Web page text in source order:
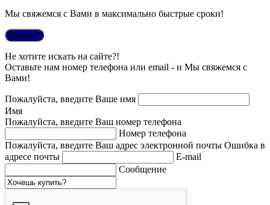
Мы свяжемся с Вами в максимально быстрые сроки!
Купить?
Не хотите искать на сайте?!
Оставьте нам номер телефона или email - и Мы свяжемся с
Вами!
Пожалуйста, введите Ваше имя
Имя
Пожалуйста, введите Ваш номер телефона
Номер телефона
Пожалуйста, введите Ваш адрес электронной почты Ошибка в
адресе почты
E-mail
Сообщение